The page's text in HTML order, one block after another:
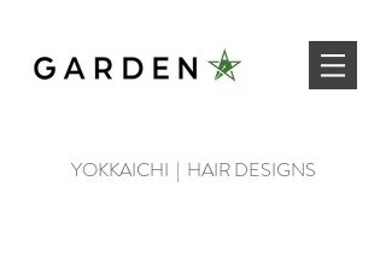
YOKKAICHI | HAIR DESIGNS